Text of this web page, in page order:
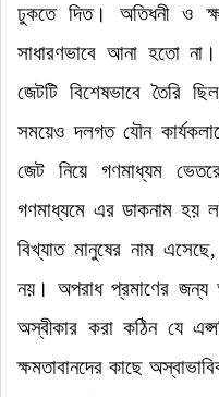
ঢুকতে দিত।অতিধনী ও
সাধারণভাবে আনা হতো না
জেটটি বিশেষভাবে তৈরি
সময়েও দলগত যৌন
জেট নিয়ে গণমাধ্যম
গণমাধ্যমে এর ডাকনাম হয়
বিখ্যাত মানুষের নাম
নয়।অপরাধ প্রমাণের জন্য
অস্বীকার করা কঠিন যে
ক্ষমতাবানদের কাছে